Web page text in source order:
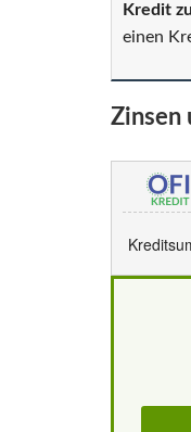
Kredit
einen
Zinsen